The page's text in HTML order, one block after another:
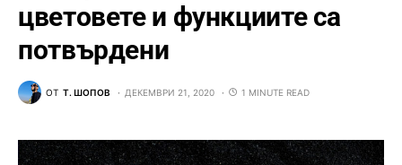
цветовете и функциите са
потвърдени
ОТ Т. ШОПОВ ДЕКЕМВРИ 21, 2020 1 MINUTE READ